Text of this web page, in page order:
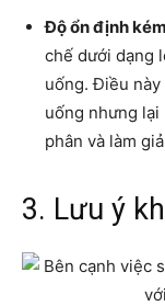
Độ ổn định
chế dưới dạng
uống. Điều
uống nhưng
phân và làm
3. Lưu ý